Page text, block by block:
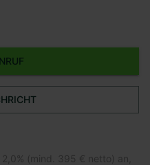
(mind. 395 € netto) an,